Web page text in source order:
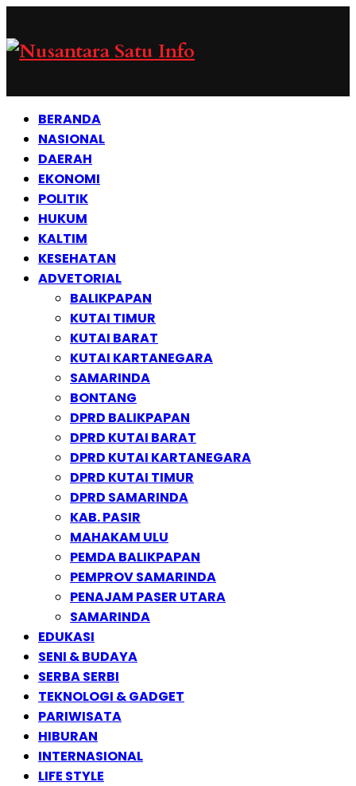
BERANDA
NASIONAL
DAERAH
EKONOMI
POLITIK
HUKUM
KALTIM
KESEHATAN
ADVETORIAL
BALIKPAPAN
KUTAI TIMUR
KUTAI BARAT
KUTAI KARTANEGARA
SAMARINDA
BONTANG
DPRD BALIKPAPAN
DPRD KUTAI BARAT
DPRD KUTAI KARTANEGARA
DPRD KUTAI TIMUR
DPRD SAMARINDA
KAB. PASIR
MAHAKAM ULU
PEMDA BALIKPAPAN
PEMPROV SAMARINDA
PENAJAM PASER UTARA
SAMARINDA
EDUKASI
SENI & BUDAYA
SERBA SERBI
TEKNOLOGI & GADGET
PARIWISATA
HIBURAN
INTERNASIONAL
LIFE STYLE